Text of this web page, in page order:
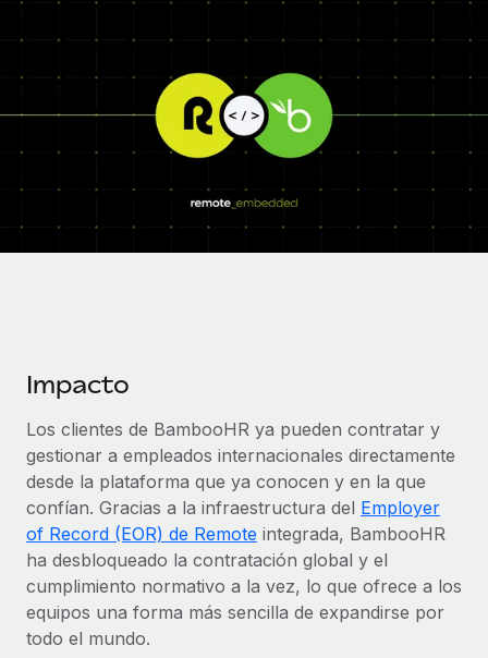
Contractor Management
Externaliza tareas laborales complejas.
INFRAESTRUCTURA
equipo.
Conectar
Nuevo
Conecta cualquier herramienta de IA con Remote
mediante nuestro MCP.
Integraciones
Optimiza los procesos con herramientas empresariales
esenciales.
ETAPAS DE CRECIMIENTO
Startups
Soluciones ágiles de RR. HH. globales y nóminas para
Socios tecnológicos estratégicos
Integra la gestión de los RR. HH. globales en tu
plataforma de forma flexible.
Asociarse
Descubre oportunidades de colaborar con nosotros.
Remote Build Próximamente
Consultoría de integraciones y automatización con IA.
Calculadora de pagos a autónomos
autónomos globales.
Biblioteca de descripciones de puestos
Webinarios
Sala de prensa
Información sobre salarios y talento
Centro de información
Obtén ayuda
Nederlands
Deutsch
Italiano
中文（简体）
Iniciar sesión
Impacto
Los clientes de BambooHR ya pueden contratar y
gestionar a empleados internacionales directamente
desde la plataforma que ya conocen y en la que
confían. Gracias a la infraestructura del Employer
of Record (EOR) de Remote integrada, BambooHR
ha desbloqueado la contratación global y el
cumplimiento normativo a la vez, lo que ofrece a los
equipos una forma más sencilla de expandirse por
todo el mundo.